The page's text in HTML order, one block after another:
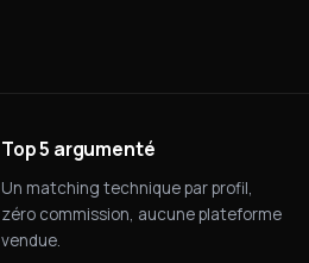
Top 5 argumenté
Un matching technique par profil,
zéro commission, aucune plateforme
vendue.